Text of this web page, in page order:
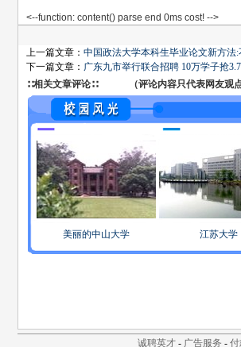
<--function: content() parse end 0ms cost! -->
上一篇文章： 中国政法大学本科生毕业论文新方法
下一篇文章： 广东九市举行联合招聘 10万学子抢
∷相关文章评论∷ （评论内容只代表网友观点
美丽的中山大学 江苏大学
诚聘英才- 广告服务 - 付